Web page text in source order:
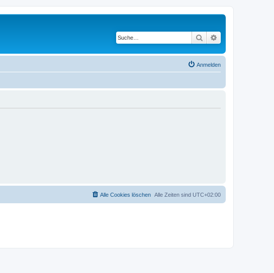
Suche
Anmelden
Alle Zeiten sind UTC+02:00
Alle Cookies löschen